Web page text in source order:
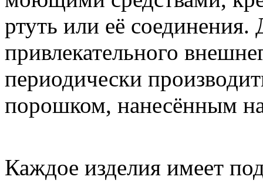
ртуть или её
привлекательного
периодически
порошком, нанесённым
Каждое изделия имеет